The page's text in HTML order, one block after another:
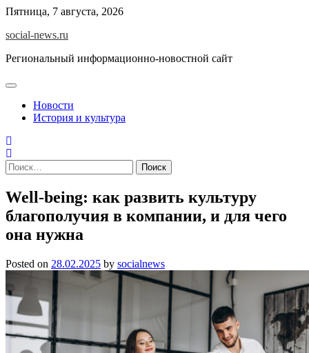
Skip
content
Пятница, 7 августа, 2026
social-news.ru
Региональный информационно-новостной сайт
Новости
История и культура
Найти:
Well-being: как развить культуру
благополучия в компании, и для чего
она нужна
Posted on 28.02.2025 by socialnews